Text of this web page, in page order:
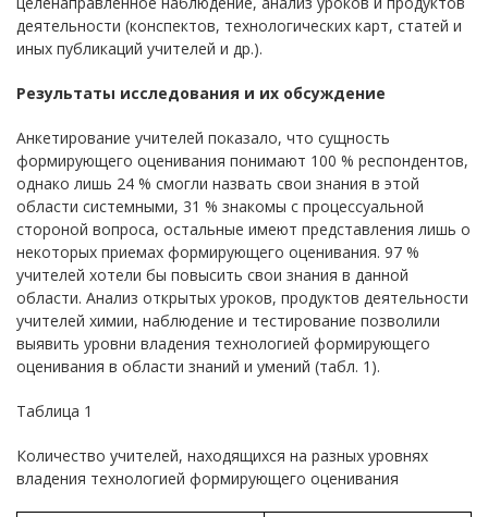
деятельности (конспектов, технологических карт, статей и
иных публикаций учителей и др.).
Результаты исследования и их обсуждение
Анкетирование учителей показало, что сущность
формирующего оценивания понимают 100 % респондентов,
однако лишь 24 % смогли назвать свои знания в этой
области системными, 31 % знакомы с процессуальной
стороной вопроса, остальные имеют представления лишь о
некоторых приемах формирующего оценивания. 97 %
учителей хотели бы повысить свои знания в данной
области. Анализ открытых уроков, продуктов деятельности
учителей химии, наблюдение и тестирование позволили
выявить уровни владения технологией формирующего
оценивания в области знаний и умений (табл. 1).
Таблица 1
Количество учителей, находящихся на разных уровнях
владения технологией формирующего оценивания